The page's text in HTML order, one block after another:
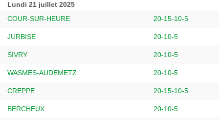
Lundi 21 juillet 2025
COUR-SUR-HEURE
20-15-10-5
JURBISE 20-10-5
SIVRY 20-10-5
WASMES-AUDEMETZ 20-10-5
CREPPE 20-15-10-5
BERCHEUX 20-10-5